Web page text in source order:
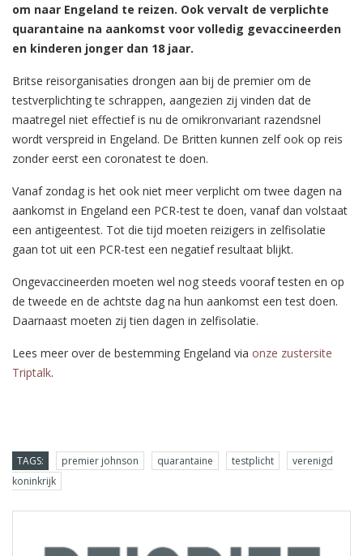
om naar Engeland te reizen. Ook vervalt de verplichte
quarantaine na aankomst voor volledig gevaccineerden
en kinderen jonger dan 18 jaar.
Britse reisorganisaties drongen aan bij de premier om de
testverplichting te schrappen, aangezien zij vinden dat de
maatregel niet effectief is nu de omikronvariant razendsnel
wordt verspreid in Engeland. De Britten kunnen zelf ook op reis
zonder eerst een coronatest te doen.
Vanaf zondag is het ook niet meer verplicht om twee dagen na
aankomst in Engeland een PCR-test te doen, vanaf dan volstaat
een antigeentest. Tot die tijd moeten reizigers in zelfisolatie
gaan tot uit een PCR-test een negatief resultaat blijkt.
Ongevaccineerden moeten wel nog steeds vooraf testen en op
de tweede en de achtste dag na hun aankomst een test doen.
Daarnaast moeten zij tien dagen in zelfisolatie.
Lees meer over de bestemming Engeland via onze zustersite
Triptalk.
TAGS: premier johnson quarantaine testplicht
verenigd
koninkrijk